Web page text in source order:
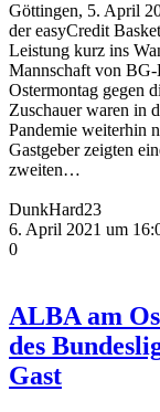
Göttingen, 5. April
der easyCredit
Leistung kurz ins
Mannschaft von
Ostermontag gegen
Zuschauer waren in
Pandemie weiterhin
Gastgeber zeigten
zweiten…
DunkHard23
6. April 2021 um
0
ALBA am
des
Gast